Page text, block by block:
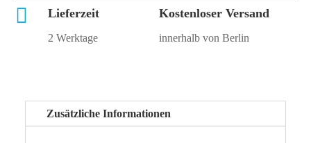
 Lieferzeit
2 Werktage
Kostenloser Versand
innerhalb von Berlin
Zusätzliche Informationen